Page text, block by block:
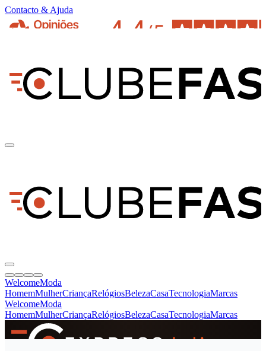
Contacto & Ajuda
WelcomeModa
HomemMulherCriançaRelógiosBelezaCasaTecnologiaMarcas
WelcomeModa
HomemMulherCriançaRelógiosBelezaCasaTecnologiaMarcas